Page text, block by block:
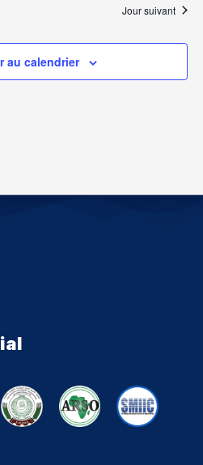
Jour suivant
au calendrier